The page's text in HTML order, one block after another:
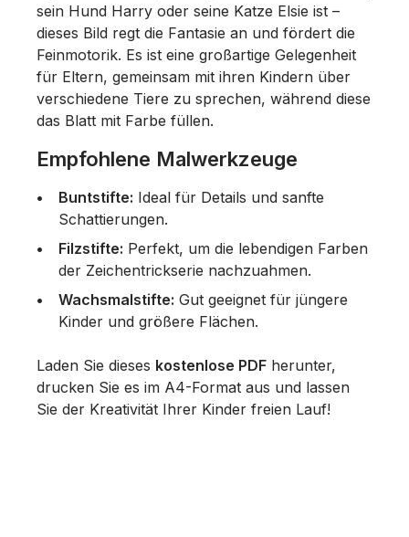
sein Hund Harry oder seine Katze Elsie ist –
dieses Bild regt die Fantasie an und fördert die
Feinmotorik. Es ist eine großartige Gelegenheit
für Eltern, gemeinsam mit ihren Kindern über
verschiedene Tiere zu sprechen, während diese
das Blatt mit Farbe füllen.
Empfohlene Malwerkzeuge
Buntstifte: Ideal für Details und sanfte
Schattierungen.
Filzstifte: Perfekt, um die lebendigen Farben
der Zeichentrickserie nachzuahmen.
Wachsmalstifte: Gut geeignet für jüngere
Kinder und größere Flächen.
Laden Sie dieses kostenlose PDF herunter,
drucken Sie es im A4-Format aus und lassen
Sie der Kreativität Ihrer Kinder freien Lauf!